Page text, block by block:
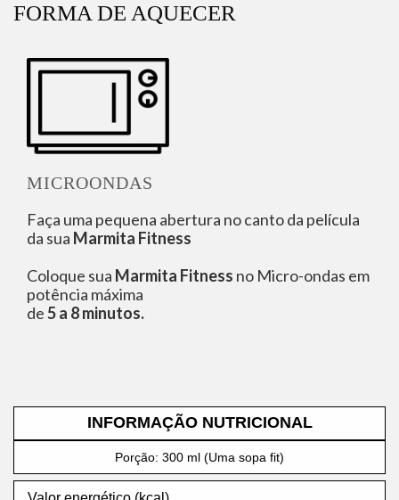
FORMA DE AQUECER
MICROONDAS
Faça uma pequena abertura no canto da película
da sua Marmita Fitness
Coloque sua Marmita Fitness no Micro-ondas em
potência máxima
de5 a 8 minutos.
INFORMAÇÃO NUTRICIONAL
Porção: 300 ml (Uma sopa fit)